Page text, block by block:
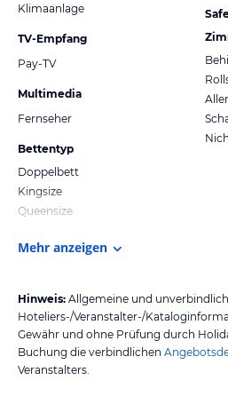
Klimaanlage
TV-Empfang
Pay-TV
Multimedia
Fernseher
Bettentyp
Doppelbett
Kingsize
Queensize
Mehr anzeigen
Hinweis: Allgemeine und
Hoteliers-/Veranstalter-/
Gewähr und ohne Prüfung durch
Buchung die verbindlichen
Veranstalters.